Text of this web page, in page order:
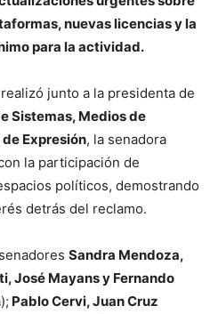
nuevas licencias y la
para la actividad.
junto a la presidenta de
Sistemas, Medios de
Expresión, la senadora
la participación de
políticos, demostrando
detrás del reclamo.
Sandra Mendoza,
José Mayans y Fernando
Pablo Cervi, Juan Cruz